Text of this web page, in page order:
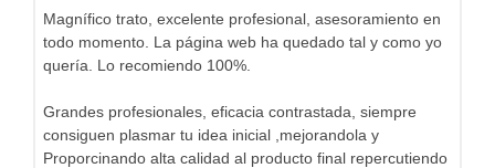
Magnífico trato, excelente profesional, asesoramiento en
todo momento. La página web ha quedado tal y como yo
quería. Lo recomiendo 100%.
Grandes profesionales, eficacia contrastada, siempre
consiguen plasmar tu idea inicial ,mejorandola y
Proporcinando alta calidad al producto final repercutiendo